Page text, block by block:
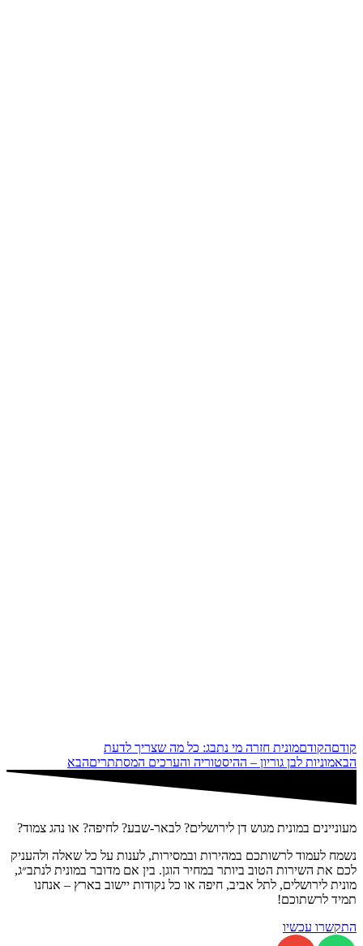
קודםהקודםמונית חזרה מי נתבג: כל מה שצריך לדעת
הבאמוניות לבן גוריון – ההיסטוריה והערכים המסתתריםהבא
מעוניינים במונית מגוש דן לירושלים? לבאר-שבע? לחיפה? או נהג צמוד?
נשמח לעמוד לרשותכם במהירות ובמסירות, לענות על כל שאלה ולהעניק
לכם את השירות הטוב ביותר במחיר הוגן. בין אם מדובר במונית לנתב״ג,
מונית לירושלים, לתל אביב, חיפה או כל נקודות יישוב בארץ – אנחנו
תמיד לרשתוכם!
התקשרו עכשיו